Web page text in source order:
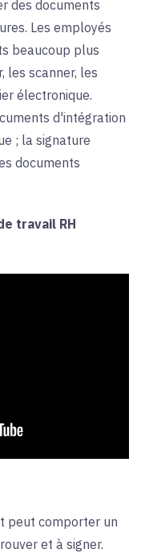
des documents
Les employés
beaucoup plus
les scanner, les
électronique.
d'intégration
; la signature
documents
travail RH
peut comporter un
et à signer.